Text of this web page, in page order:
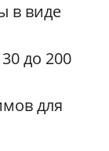
в виде
до 200
для